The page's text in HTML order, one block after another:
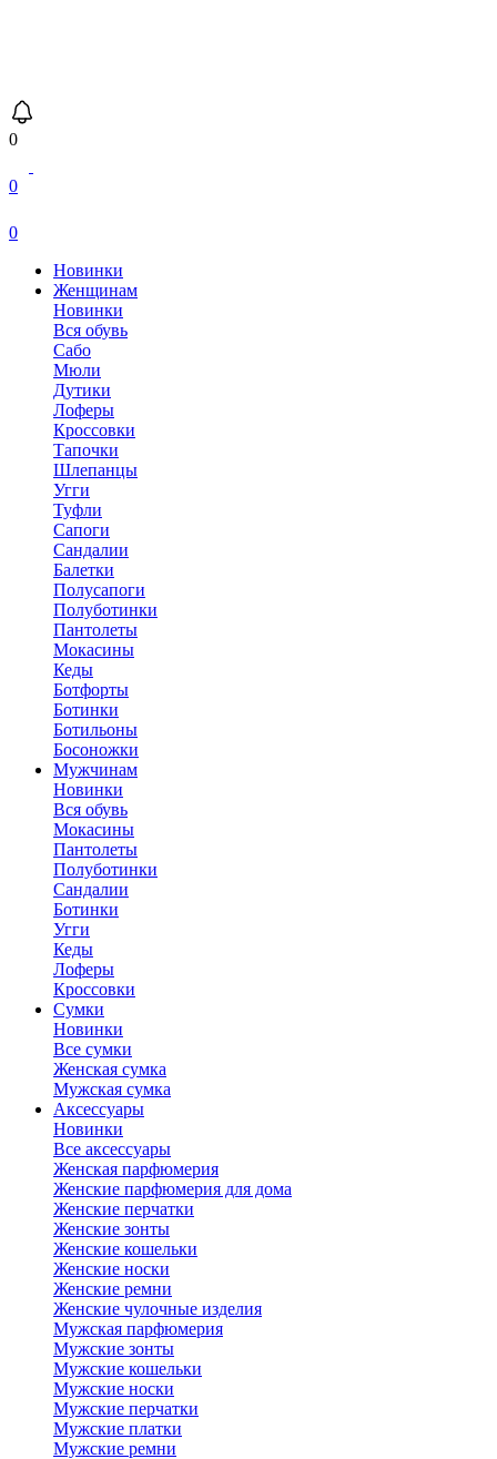
0
0
0
Новинки
Женщинам
Новинки
Вся обувь
Сабо
Мюли
Дутики
Лоферы
Кроссовки
Тапочки
Шлепанцы
Угги
Туфли
Сапоги
Сандалии
Балетки
Полусапоги
Полуботинки
Пантолеты
Мокасины
Кеды
Ботфорты
Ботинки
Ботильоны
Босоножки
Мужчинам
Новинки
Вся обувь
Мокасины
Пантолеты
Полуботинки
Сандалии
Ботинки
Угги
Кеды
Лоферы
Кроссовки
Сумки
Новинки
Все сумки
Женская сумка
Мужская сумка
Аксессуары
Новинки
Все аксессуары
Женская парфюмерия
Женские парфюмерия для дома
Женские перчатки
Женские зонты
Женские кошельки
Женские носки
Женские ремни
Женские чулочные изделия
Мужская парфюмерия
Мужские зонты
Мужские кошельки
Мужские носки
Мужские перчатки
Мужские платки
Мужские ремни